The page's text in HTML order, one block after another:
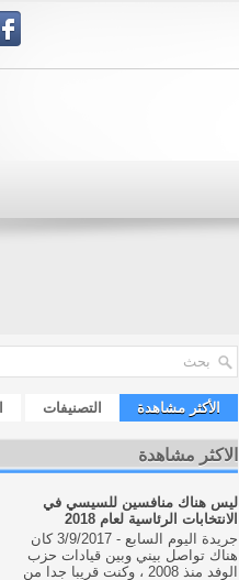
الأكثر مشاهدة التصنيفات
الاكثر مشاهدة
ليس هناك منافسين للسيسي في
الانتخابات الرئاسية لعام 2018
جريدة اليوم السابع - 3/9/2017 كان
هناك تواصل بيني وبين قيادات حزب
الوفد منذ 2008 ، وكنت قريبا جدا من